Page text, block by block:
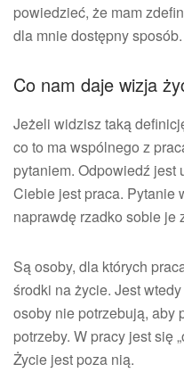
powiedzieć, że mam
dla mnie dostępny sposób.
Co nam daje wizja
Jeżeli widzisz taką
co to ma wspólnego z
pytaniem. Odpowiedź jest
Ciebie jest praca. Pytanie
naprawdę rzadko sobie je
Są osoby, dla których
środki na życie. Jest
osoby nie potrzebują, aby
potrzeby. W pracy jest się
Życie jest poza nią.